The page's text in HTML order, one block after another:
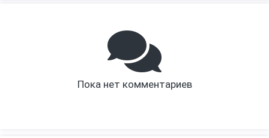
Пока нет комментариев